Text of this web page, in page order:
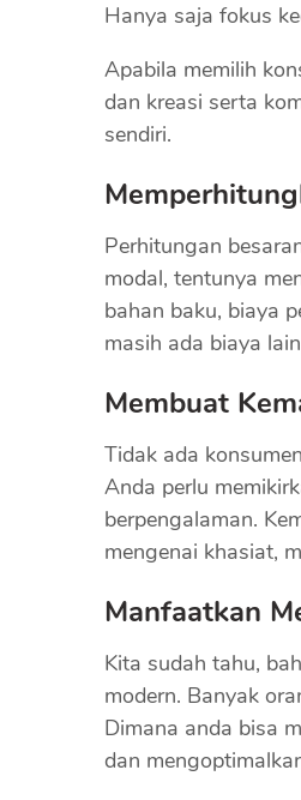
Hanya saja fokus
Apabila memilih
dan kreasi serta
sendiri.
Perhitungan
modal, tentunya
bahan baku, biaya
masih ada biaya
Membuat
Tidak ada
Anda perlu
berpengalaman.
mengenai khasiat,
Manfaatkan
Kita sudah tahu,
modern. Banyak
Dimana anda bisa
dan